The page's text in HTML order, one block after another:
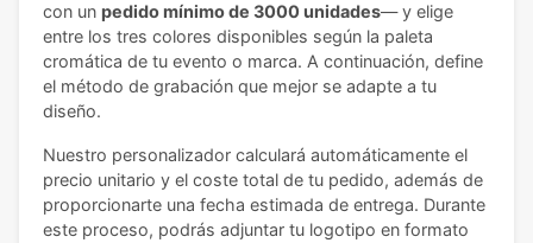
con un pedido mínimo de 3000 unidades— y elige
entre los tres colores disponibles según la paleta
cromática de tu evento o marca. A continuación, define
el método de grabación que mejor se adapte a tu
diseño.
Nuestro personalizador calculará automáticamente el
precio unitario y el coste total de tu pedido, además de
proporcionarte una fecha estimada de entrega. Durante
este proceso, podrás adjuntar tu logotipo en formato